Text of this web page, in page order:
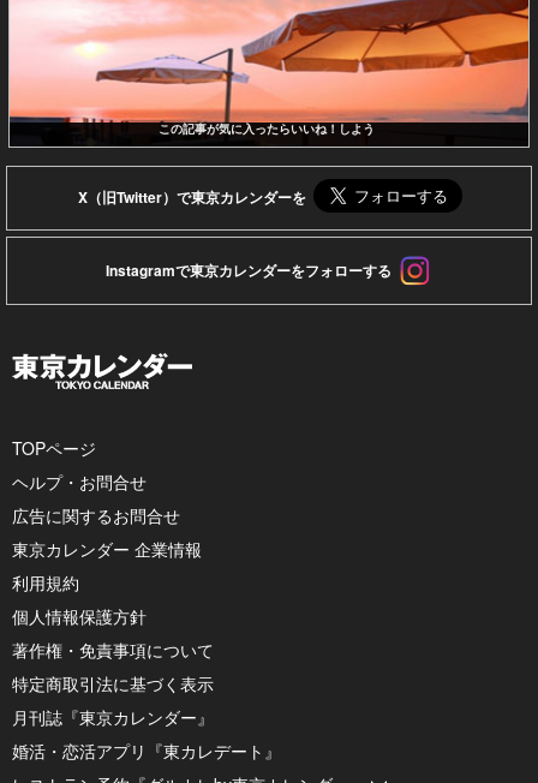
この記事が気に入ったらいいね！しよう
X（旧Twitter）で東京カレンダーを
Instagramで東京カレンダーをフォローする
TOPページ
ヘルプ・お問合せ
広告に関するお問合せ
東京カレンダー 企業情報
利用規約
個人情報保護方針
著作権・免責事項について
特定商取引法に基づく表示
月刊誌『東京カレンダー』
婚活・恋活アプリ『東カレデート』